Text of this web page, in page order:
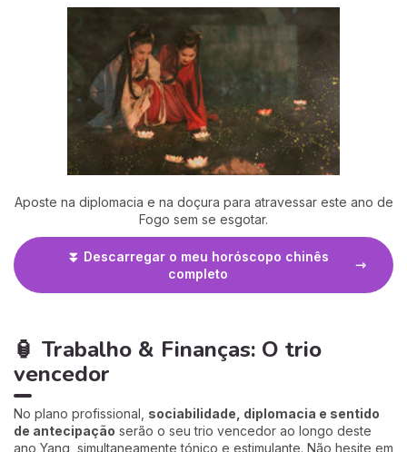
Aposte na diplomacia e na doçura para atravessar este ano de
Fogo sem se esgotar.
⏬ Descarregar o meu horóscopo chinês
completo
🏮 Trabalho & Finanças: O trio
vencedor
No plano profissional, sociabilidade, diplomacia e sentido
de antecipação serão o seu trio vencedor ao longo deste
ano Yang, simultaneamente tónico e estimulante. Não hesite em